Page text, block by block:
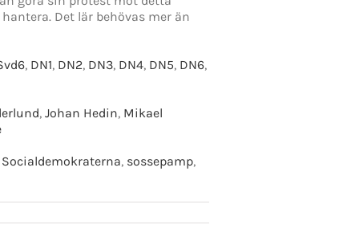
Det lär behövas mer än
, DN1, DN2, DN3, DN4, DN5, DN6,
, Johan Hedin, Mikael
Socialdemokraterna, sossepamp,